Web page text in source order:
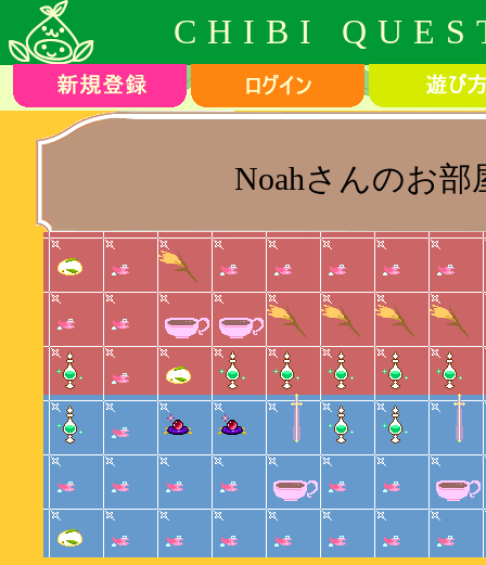
CHIBI
Noahさんのお部